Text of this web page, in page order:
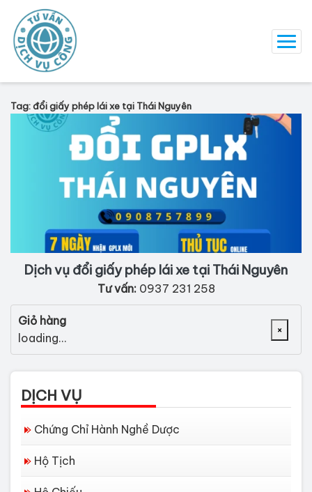
Tag: đổi giấy phép lái xe tại Thái Nguyên
Dịch vụ đổi giấy phép lái xe tại Thái Nguyên
Tư vấn: 0937 231 258
×
Giỏ hàng
loading...
DỊCH VỤ
Chứng Chỉ Hành Nghề Dược
Hộ Tịch